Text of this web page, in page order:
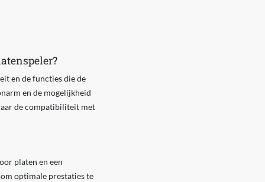
en de functies die de
en de mogelijkheid
de compatibiliteit met
platen en een
optimale prestaties te